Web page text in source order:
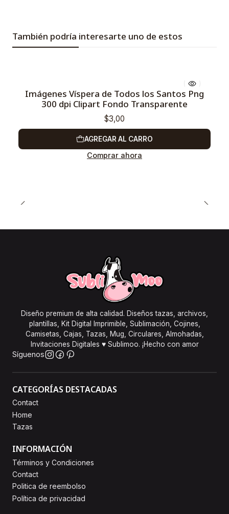
También podría interesarte uno de estos
Imágenes Víspera de Todos los Santos Png
300 dpi Clipart Fondo Transparente
$3,00
AGREGAR AL CARRO
Comprar ahora
Diseño premium de alta calidad. Diseños tazas, archivos,
plantillas, Kit Digital Imprimible, Sublimación, Cojines,
Camisetas, Cajas, Tazas, Mug, Circulares, Almohadas,
Invitaciones Digitales ♥ Sublimoo. ¡Hecho con amor
Síguenos
CATEGORÍAS DESTACADAS
Contact
Home
Tazas
INFORMACIÓN
Términos y Condiciones
Contact
Politica de reembolso
Política de privacidad